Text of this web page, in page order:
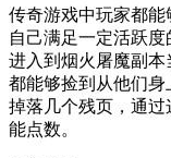
传奇游戏中玩家都
自己满足一定活跃
进入到烟火屠魔副本
都能够捡到从他们
掉落几个残页，通
能点数。